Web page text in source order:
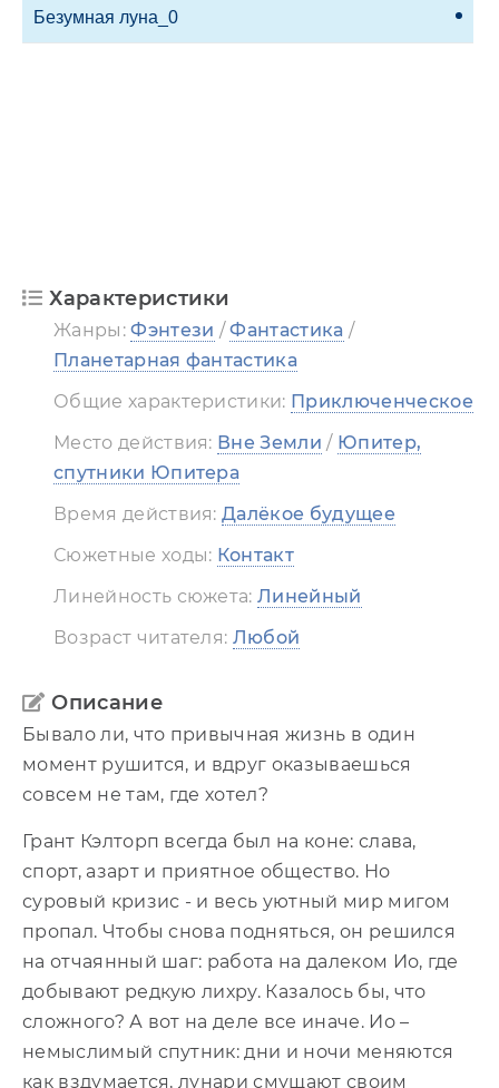
Безумная луна_0
Характеристики
Жанры:Фэнтези /Фантастика /
Планетарная фантастика
Общие характеристики: Приключенческое
Место действия: Вне Земли / Юпитер,
спутники Юпитера
Время действия:Далёкое будущее
Сюжетные ходы: Контакт
Линейность сюжета:Линейный
Возраст читателя: Любой
Описание
Бывало ли, что привычная жизнь в один
момент рушится, и вдруг оказываешься
совсем не там, где хотел?
Грант Кэлторп всегда был на коне: слава,
спорт, азарт и приятное общество. Но
суровый кризис - и весь уютный мир мигом
пропал. Чтобы снова подняться, он решился
на отчаянный шаг: работа на далеком Ио, где
добывают редкую лихру. Казалось бы, что
сложного? А вот на деле все иначе. Ио –
немыслимый спутник: дни и ночи меняются
как вздумается, лунари смущают своим